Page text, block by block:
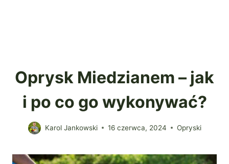
Oprysk Miedzianem – jak
i po co go wykonywać?
Karol Jankowski 16 czerwca, 2024 Opryski